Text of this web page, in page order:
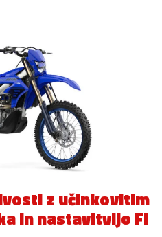
z učinkovitim
in nastavitvijo FI